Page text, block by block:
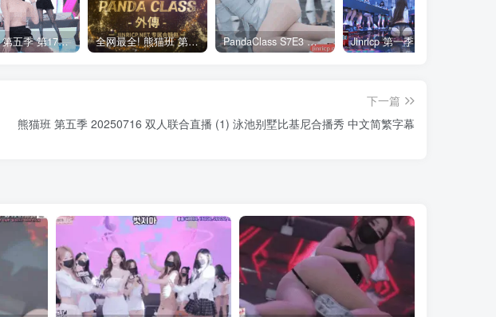
熊猫班 第五季 第17期 最终职级赛&完结 全网最全! 熊猫班 第6季 外传 SpinOff 全集 All in one 合集版 中英韩简繁字幕外挂版 PandaClass S7E3 熊猫班 第7季 第3期 二十一点日 中英韩简繁字幕
下一篇
熊猫班 第五季 20250716 双人联合直播 (1) 泳池别墅比基尼合播秀 中文简繁字幕